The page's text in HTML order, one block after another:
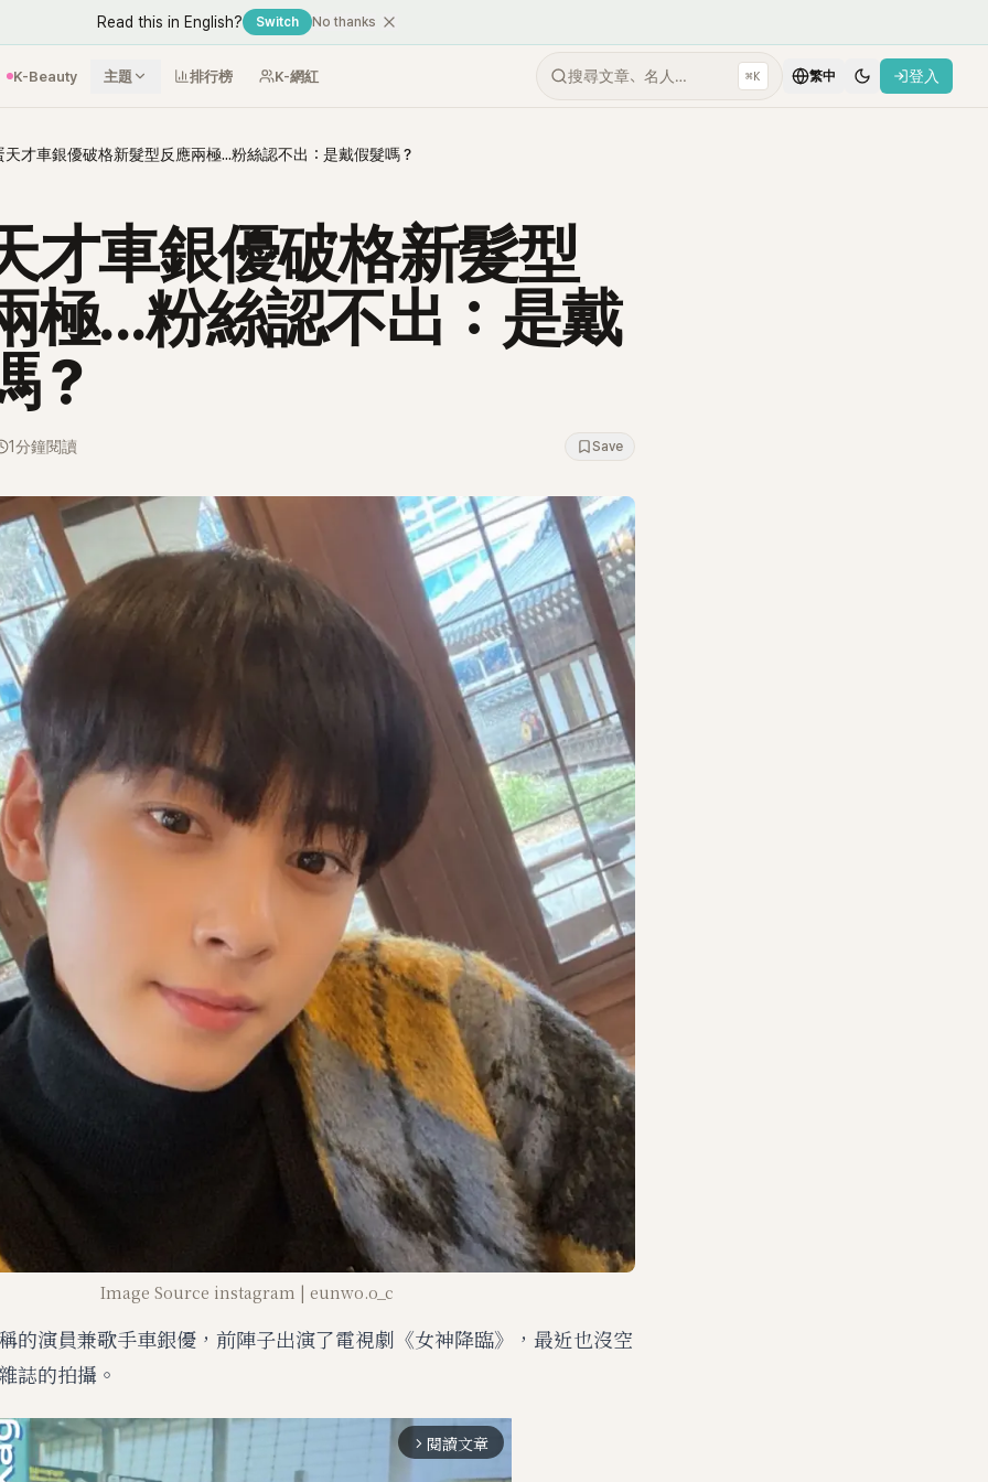
Read this in English? Switch No thanks
K-Beauty 主題 排行榜 K-網紅 搜尋文章、名人… ⌘K 繁中 登入
天才車銀優破格新髮型反應兩極...粉絲認不出：是戴假髮嗎？
才車銀優破格新髮型
極...粉絲認不出：是戴
？
1分鐘閱讀 Save
Image Source instagram | eunwo.o_c
的演員兼歌手車銀優，前陣子出演了電視劇《女神降臨》，最近也沒空
誌的拍攝。
arrow_forward_ios 閱讀文章